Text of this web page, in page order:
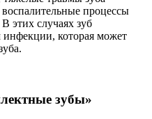
процессы
этих случаях зуб
инфекции, которая может
зубы»